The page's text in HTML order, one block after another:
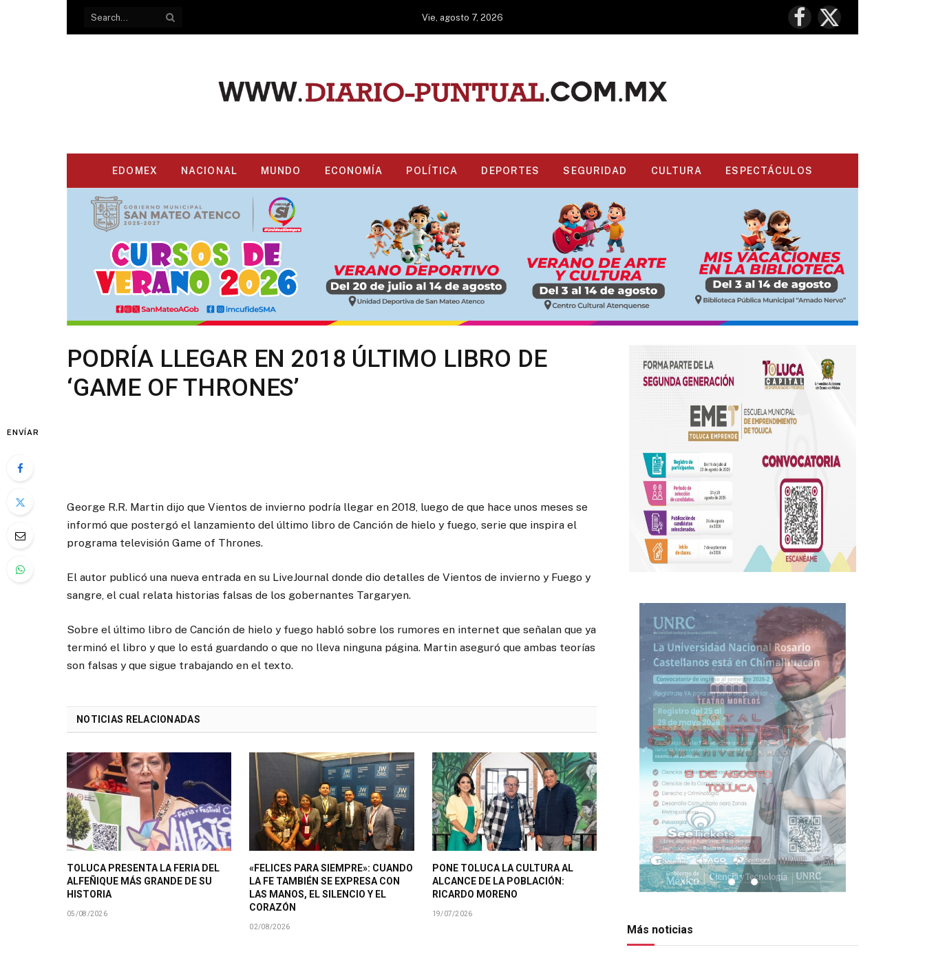
Vie, agosto 7, 2026
Facebook
X
(Twitter)
EDOMEX NACIONAL MUNDO ECONOMÍA POLÍTICA DEPORTES SEGURIDAD CULTURA ESPECTÁCULOS
PODRÍA LLEGAR EN 2018 ÚLTIMO LIBRO DE
‘GAME OF THRONES’
ENVÍAR
George R.R. Martin dijo que Vientos de invierno podría llegar en 2018, luego de que hace unos meses se
informó que postergó el lanzamiento del último libro de Canción de hielo y fuego, serie que inspira el
programa televisión Game of Thrones.
El autor publicó una nueva entrada en su LiveJournal donde dio detalles de Vientos de invierno y Fuego y
sangre, el cual relata historias falsas de los gobernantes Targaryen.
Sobre el último libro de Canción de hielo y fuego habló sobre los rumores en internet que señalan que ya
terminó el libro y que lo está guardando o que no lleva ninguna página. Martin aseguró que ambas teorías
son falsas y que sigue trabajando en el texto.
NOTICIAS RELACIONADAS
TOLUCA PRESENTA LA FERIA DEL
ALFEÑIQUE MÁS GRANDE DE SU
HISTORIA
05/08/2026
«FELICES PARA SIEMPRE»: CUANDO
LA FE TAMBIÉN SE EXPRESA CON
LAS MANOS, EL SILENCIO Y EL
CORAZÓN
02/08/2026
PONE TOLUCA LA CULTURA AL
ALCANCE DE LA POBLACIÓN:
RICARDO MORENO
19/07/2026
Más noticias